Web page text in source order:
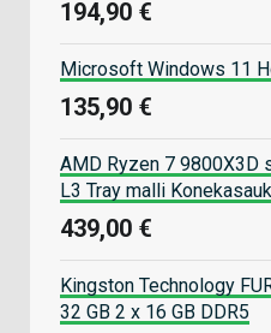
194,90 €
Microsoft Windows 11
135,90 €
AMD Ryzen 7 9800X3D
L3 Tray malli
439,00 €
Kingston Technology
32 GB 2 x 16 GB DDR5